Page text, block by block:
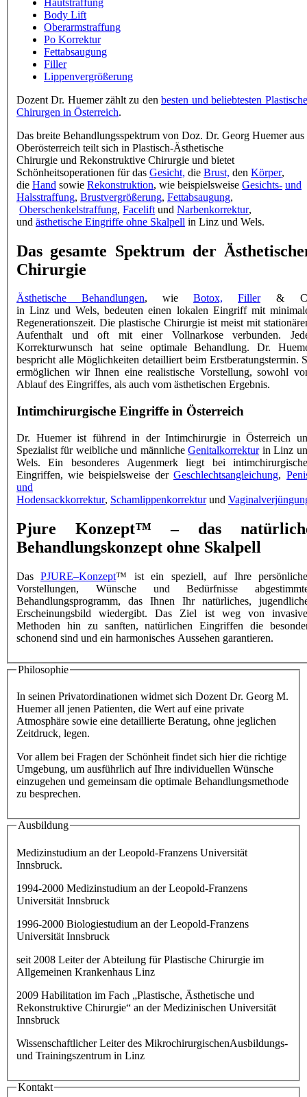
Body Lift
Oberarmstraffung
Po Korrektur
Fettabsaugung
Filler
Lippenvergrößerung
Dozent Dr. Huemer zählt zu den besten und beliebtesten
Chirurgen in Österreich.
Das breite Behandlungsspektrum von Doz. Dr. Georg Huemer aus
Oberösterreich teilt sich in Plastisch-Ästhetische
Chirurgie und Rekonstruktive Chirurgie und bietet
Schönheitsoperationen für das Gesicht, die Brust, den Körper,
die Hand sowie Rekonstruktion, wie beispielsweise Gesichts- und
Halsstraffung, Brustvergrößerung, Fettabsaugung,
Oberschenkelstraffung, Facelift und Narbenkorrektur,
und ästhetische Eingriffe ohne Skalpell in Linz und Wels.
Das gesamte Spektrum der
Chirurgie
Ästhetische Behandlungen, wie Botox, Filler&
in Linz und Wels, bedeuten einen lokalen Eingriff mit
Regenerationszeit. Die plastische Chirurgie ist meist mit
Aufenthalt und oft mit einer Vollnarkose verbunden.
Korrekturwunsch hat seine optimale Behandlung. Dr.
bespricht alle Möglichkeiten detailliert beim Erstberatungstermin.
ermöglichen wir Ihnen eine realistische Vorstellung, sowohl
Ablauf des Eingriffes, als auch vom ästhetischen Ergebnis.
Intimchirurgische Eingriffe in Österreich
Dr. Huemer ist führend in der Intimchirurgie in Österreich
Spezialist für weibliche und männliche Genitalkorrekturin Linz
Wels. Ein besonderes Augenmerk liegt bei
Eingriffen, wie beispielsweise der Geschlechtsangleichung,
und
Hodensackkorrektur, Schamlippenkorrekturund
Pjure Konzept™ – das
Behandlungskonzept ohne Skalpell
Das PJURE–Konzept™ ist ein speziell, auf Ihre
Vorstellungen, Wünsche und Bedürfnisse
Behandlungsprogramm, das Ihnen Ihr natürliches,
Erscheinungsbild wiedergibt. Das Ziel ist weg von
Methoden hin zu sanften, natürlichen Eingriffen die
schonend sind und ein harmonisches Aussehen garantieren.
Philosophie
In seinen Privatordinationen widmet sich Dozent Dr. Georg M.
Huemerall jenen Patienten, die Wert auf eine private
Atmosphäre sowie eine detaillierte Beratung, ohne jeglichen
Zeitdruck, legen.
Vor allem bei Fragen der Schönheit findet sich hier die richtige
Umgebung, um ausführlich auf Ihre individuellen Wünsche
einzugehen und gemeinsam die optimale Behandlungsmethode
zu besprechen.
Ausbildung
Medizinstudium an der Leopold-Franzens Universität
Innsbruck.
1994-2000 Medizinstudium an der Leopold-Franzens
Universität Innsbruck
1996-2000 Biologiestudium an der Leopold-Franzens
Universität Innsbruck
seit 2008 Leiter der Abteilung für Plastische Chirurgie im
Allgemeinen Krankenhaus Linz
2009 Habilitation im Fach „Plastische, Ästhetische und
Rekonstruktive Chirurgie“ an der Medizinischen Universität
Innsbruck
Wissenschaftlicher Leiter des MikrochirurgischenAusbildungs-
und Trainingszentrum in Linz
Kontakt